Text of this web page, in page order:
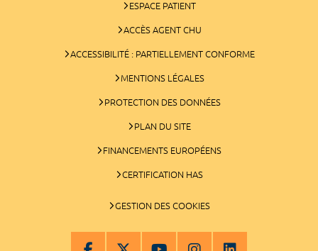
ESPACE PATIENT
ACCÈS AGENT CHU
ACCESSIBILITÉ : PARTIELLEMENT CONFORME
MENTIONS LÉGALES
PROTECTION DES DONNÉES
PLAN DU SITE
FINANCEMENTS EUROPÉENS
CERTIFICATION HAS
GESTION DES COOKIES